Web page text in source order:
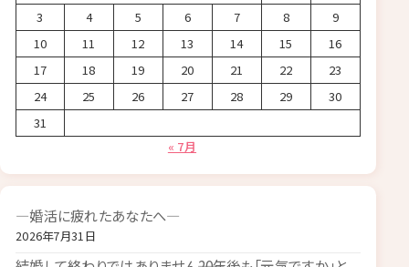
3
4 5 6 7 8
9
10
11 12 13 14 15
16
17
18 19 20 21 22
23
24
25 26 27 28 29
30
31
« 7月
―婚活に疲れたあなたへ―
2026年7月31日